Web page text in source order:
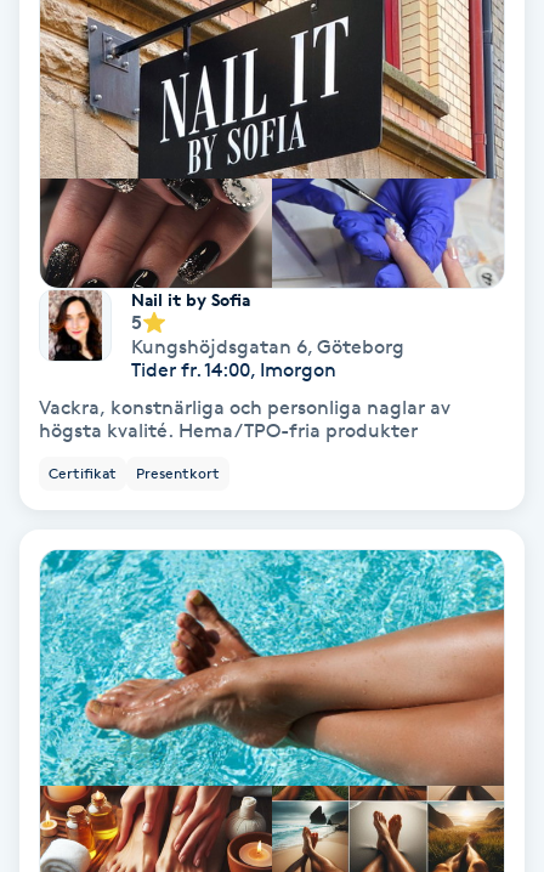
IPL
IPL hårborttagning
IR-massage
Japansk massage
Keratinbehandling
Kinesiologi
Kinesisk medicin
Kiropraktik
Klangmassage
Nail it by Sofia
5
Kungshöjdsgatan 6, Göteborg
Tider fr. 14:00, Imorgon
Vackra, konstnärliga och personliga naglar av
högsta kvalité. Hema/TPO-fria produkter
Certifikat Presentkort